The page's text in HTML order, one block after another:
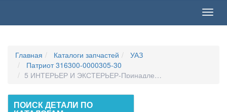
Главная Каталоги запчастей
УАЗ
Патриот 316300-0000305-30
5 ИНТЕРЬЕР И ЭКСТЕРЬЕР-Принадлежности Запасного
ПОИСК ДЕТАЛИ ПО